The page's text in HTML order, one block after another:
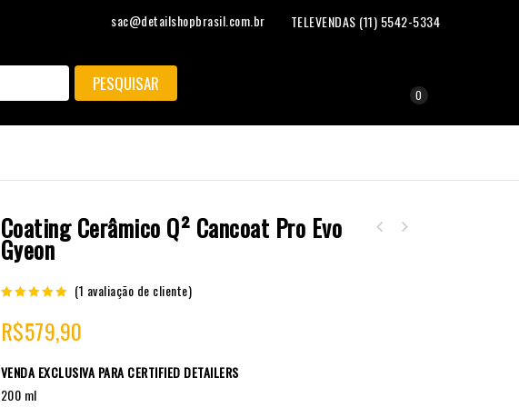
sac@detailshopbrasil.com.br TELEVENDAS (11) 5542-5334
0
Coating Cerâmico Q² Cancoat Pro Evo
Gyeon
5
(1 avaliação de cliente)
R$579,90
VENDA EXCLUSIVA PARA CERTIFIED DETAILERS
200 ml